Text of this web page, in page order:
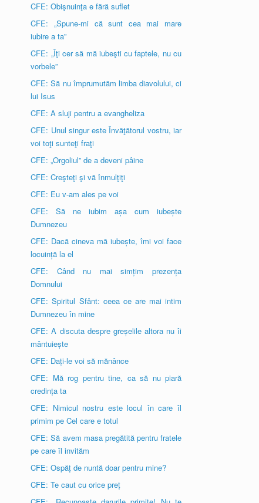
CFE: Obişnuinţa e fără suflet
CFE: „Spune-mi că sunt cea mai mare
iubire a ta”
CFE: „Îţi cer să mă iubeşti cu faptele, nu cu
vorbele”
CFE: Să nu împrumutăm limba diavolului, ci
lui Isus
CFE: A sluji pentru a evangheliza
CFE: Unul singur este Învăţătorul vostru, iar
voi toţi sunteţi fraţi
CFE: „Orgoliul” de a deveni pâine
CFE: Creşteţi şi vă înmulţiţi
CFE: Eu v-am ales pe voi
CFE: Să ne iubim așa cum iubește
Dumnezeu
CFE: Dacă cineva mă iubește, îmi voi face
locuință la el
CFE: Când nu mai simțim prezența
Domnului
CFE: Spiritul Sfânt: ceea ce are mai intim
Dumnezeu în mine
CFE: A discuta despre greșelile altora nu îi
mântuiește
CFE: Dați-le voi să mănânce
CFE: Mă rog pentru tine, ca să nu piară
credința ta
CFE: Nimicul nostru este locul în care îl
primim pe Cel care e totul
CFE: Să avem masa pregătită pentru fratele
pe care îl invităm
CFE: Ospăț de nuntă doar pentru mine?
CFE: Te caut cu orice preț